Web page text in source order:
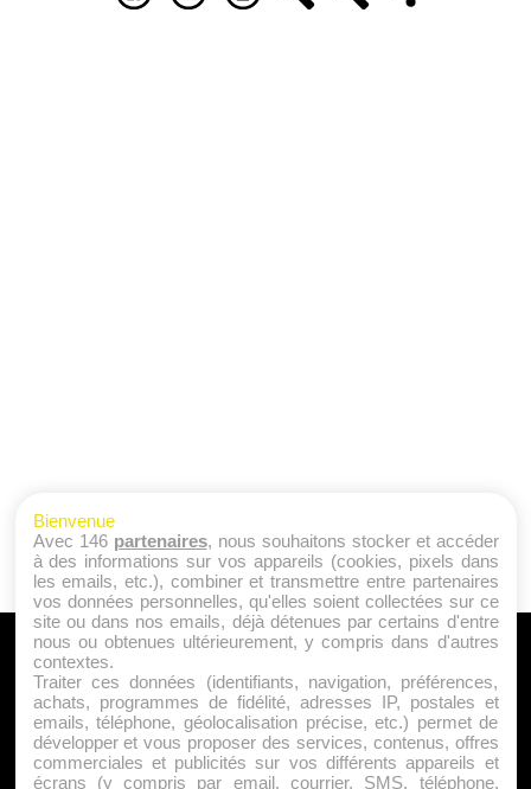
A PROPOS
Qui sommes nous ?
Mentions Légales
Publicité
Politique de Cookies
Bienvenue
Avec 146 partenaires, nous souhaitons stocker et accéder
à des informations sur vos appareils (cookies, pixels dans
les emails, etc.), combiner et transmettre entre partenaires
vos données personnelles, qu'elles soient collectées sur ce
site ou dans nos emails, déjà détenues par certains d'entre
nous ou obtenues ultérieurement, y compris dans d'autres
contextes.
Traiter ces données (identifiants, navigation, préférences,
achats, programmes de fidélité, adresses IP, postales et
emails, téléphone, géolocalisation précise, etc.) permet de
développer et vous proposer des services, contenus, offres
commerciales et publicités sur vos différents appareils et
écrans (y compris par email, courrier, SMS, téléphone,